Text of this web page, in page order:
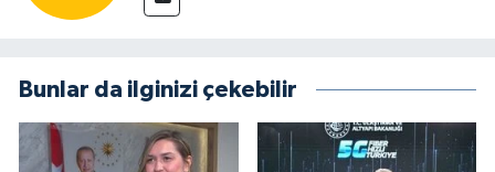
Bunlar da ilginizi çekebilir